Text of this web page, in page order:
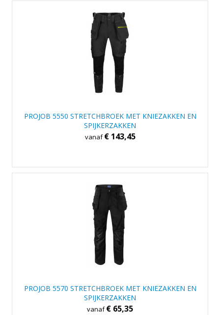
PROJOB 5550 STRETCHBROEK MET KNIEZAKKEN EN
SPIJKERZAKKEN
vanaf€ 143,45
PROJOB 5570 STRETCHBROEK MET KNIEZAKKEN EN
SPIJKERZAKKEN
vanaf€ 65,35